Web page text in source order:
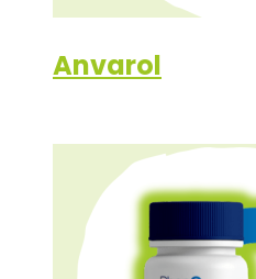
Anvarol